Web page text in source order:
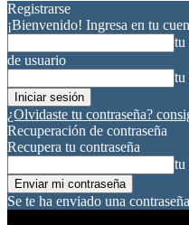
Registrarse
¡Bienvenido! Ingresa en tu
tu
de usuario
tu
¿Olvidaste tu contraseña?
Recuperación de contraseña
Recupera tu contraseña
tu
Se te ha enviado una